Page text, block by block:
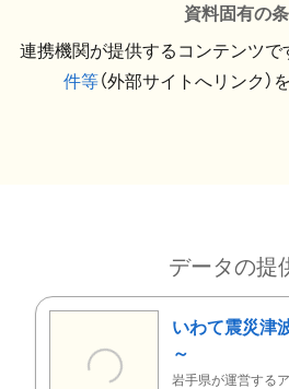
資料固有の
連携機関が提供するコンテンツで
件等（外部サイトへリンク）
データの提
いわて震災津
～
岩手県が運営する